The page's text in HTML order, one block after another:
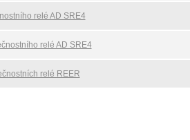
relé AD SRE4
relé AD SRE4
relé REER